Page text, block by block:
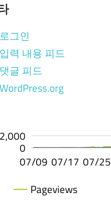
로그인
입력 내용 피드
댓글 피드
WordPress.org
2,000
0
2,000
07/25
07/09
07/15
07/21
07/27
07/16
07/23
07/30
08/06 07/17 07/25
Pageviews